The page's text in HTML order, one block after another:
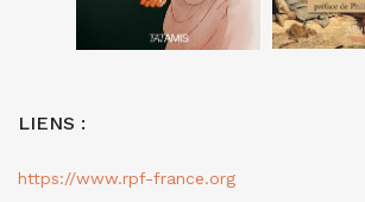
LIENS :
https://www.rpf-france.org